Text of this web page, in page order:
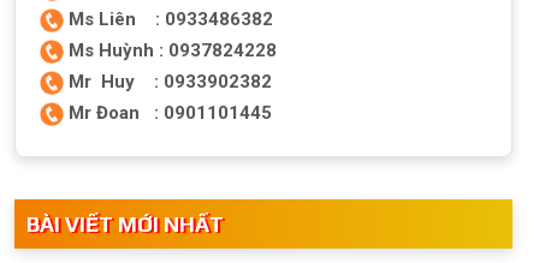
Ms Liên : 0933486382
Ms Huỳnh : 0937824228
Mr Huy : 0933902382
Mr Đoan : 0901101445
BÀI VIẾT MỚI NHẤT